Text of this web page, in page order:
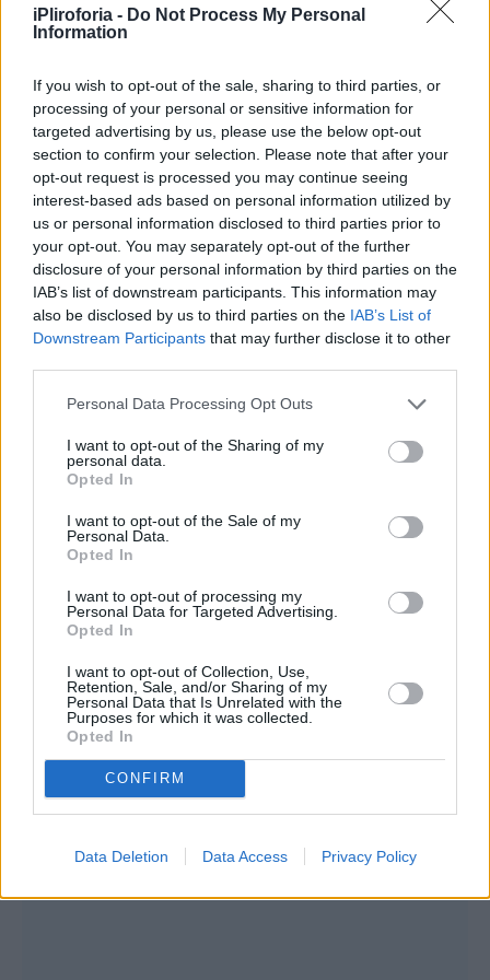
iPliroforia - Do Not Process My Personal
Information
If you wish to opt-out of the sale, sharing to third parties, or
processing of your personal or sensitive information for
targeted advertising by us, please use the below opt-out
section to confirm your selection. Please note that after your
opt-out request is processed you may continue seeing
interest-based ads based on personal information utilized by
us or personal information disclosed to third parties prior to
your opt-out. You may separately opt-out of the further
disclosure of your personal information by third parties on the
IAB’s list of downstream participants. This information may
also be disclosed by us to third parties on the IAB’s List of
Downstream Participants that may further disclose it to other
Personal Data Processing Opt Outs
I want to opt-out of the Sharing of my
personal data.
Opted In
I want to opt-out of the Sale of my
Personal Data.
Opted In
I want to opt-out of processing my
Personal Data for Targeted Advertising.
Opted In
I want to opt-out of Collection, Use,
Retention, Sale, and/or Sharing of my
Personal Data that Is Unrelated with the
Purposes for which it was collected.
Opted In
CONFIRM
Data Deletion Data Access Privacy Policy
«Λοιπόν γιατί σπατάλησε όλα αυτά τα
χρήματα για τον γάμο;» έγραψε ένας άλλος.
Συνεντεύξεις 18/11/2025
Δήμητρα Δερζέκου: «Λέω τη δική μου
αλήθεια»
Συνεντεύξεις 18/11/2025
Τζεφ Μοντάνα: «Κανένας δεν μπορεί
να σου πει ποιος είσαι»